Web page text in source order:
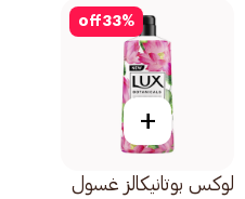
33%
off
+
لوكس بوتانيكالز غسول